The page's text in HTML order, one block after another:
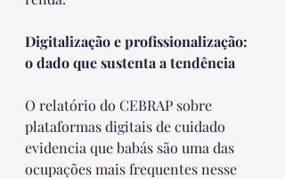
Digitalização e profissionalização:
o dado que sustenta a tendência
O relatório do CEBRAP sobre
plataformas digitais de cuidado
evidencia que babás são uma das
ocupações mais frequentes nesse